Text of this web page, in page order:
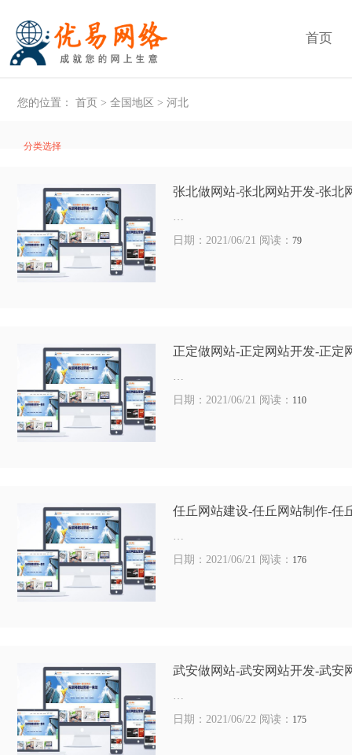
首页
您的位置： 首页 > 全国地区 > 河北
分类选择
张北做网站-张北网站开发-张
…
日期：2021/06/21 阅读： 79
正定做网站-正定网站开发-正
…
日期：2021/06/21 阅读： 110
任丘网站建设-任丘网站制作-
…
日期：2021/06/21 阅读： 176
武安做网站-武安网站开发-武
…
日期：2021/06/22 阅读： 175